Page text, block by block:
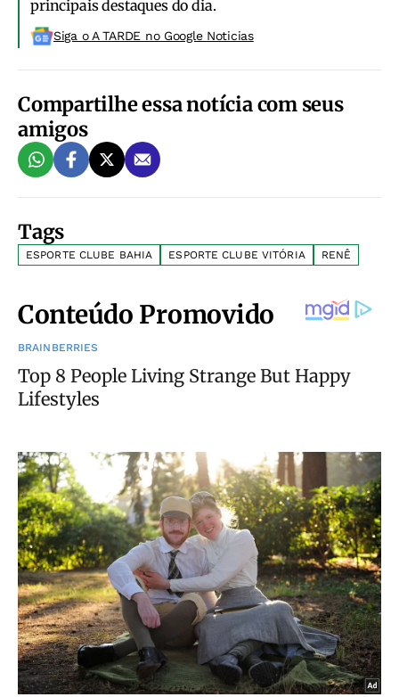
principais destaques do dia.
Siga o A TARDE no Google Noticias
Compartilhe essa notícia com seus
amigos
Tags
ESPORTE CLUBE BAHIA ESPORTE CLUBE VITÓRIA RENÊ